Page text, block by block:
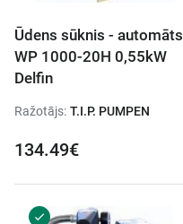
Ūdens sūknis - automāts
WP 1000-20H 0,55kW
Delfin
Ražotājs: T.I.P. PUMPEN
134.49€